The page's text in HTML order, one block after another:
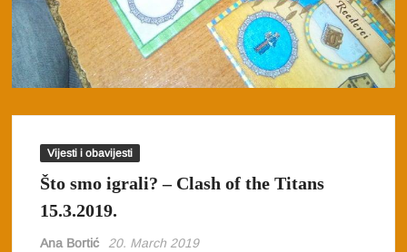
Vijesti i obavijesti
Što smo igrali? – Clash of the Titans
15.3.2019.
Ana Bortić 20. March 2019